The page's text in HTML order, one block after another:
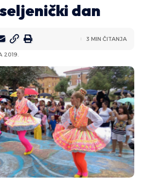
dan
2019.
3 MIN ČITANJA